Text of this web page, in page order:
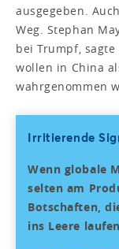
ausgegeben.
Weg. Stephan
bei Trumpf, sagte
wollen in China
wahrgenommen
Irritierende
Wenn globale
selten am
Botschaften,
ins Leere